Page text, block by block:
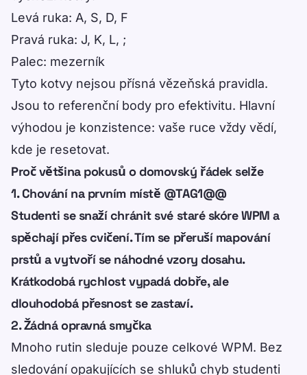
Levá ruka: A, S, D, F
Pravá ruka: J, K, L, ;
Palec: mezerník
Tyto kotvy nejsou přísná vězeňská pravidla.
Jsou to referenční body pro efektivitu. Hlavní
výhodou je konzistence: vaše ruce vždy vědí,
kde je resetovat.
Proč většina pokusů o domovský řádek selže
1. Chování na prvním místě @TAG1@@
Studenti se snaží chránit své staré skóre WPM a
spěchají přes cvičení. Tím se přeruší mapování
prstů a vytvoří se náhodné vzory dosahu.
Krátkodobá rychlost vypadá dobře, ale
dlouhodobá přesnost se zastaví.
2. Žádná opravná smyčka
Mnoho rutin sleduje pouze celkové WPM. Bez
sledování opakujících se shluků chyb studenti